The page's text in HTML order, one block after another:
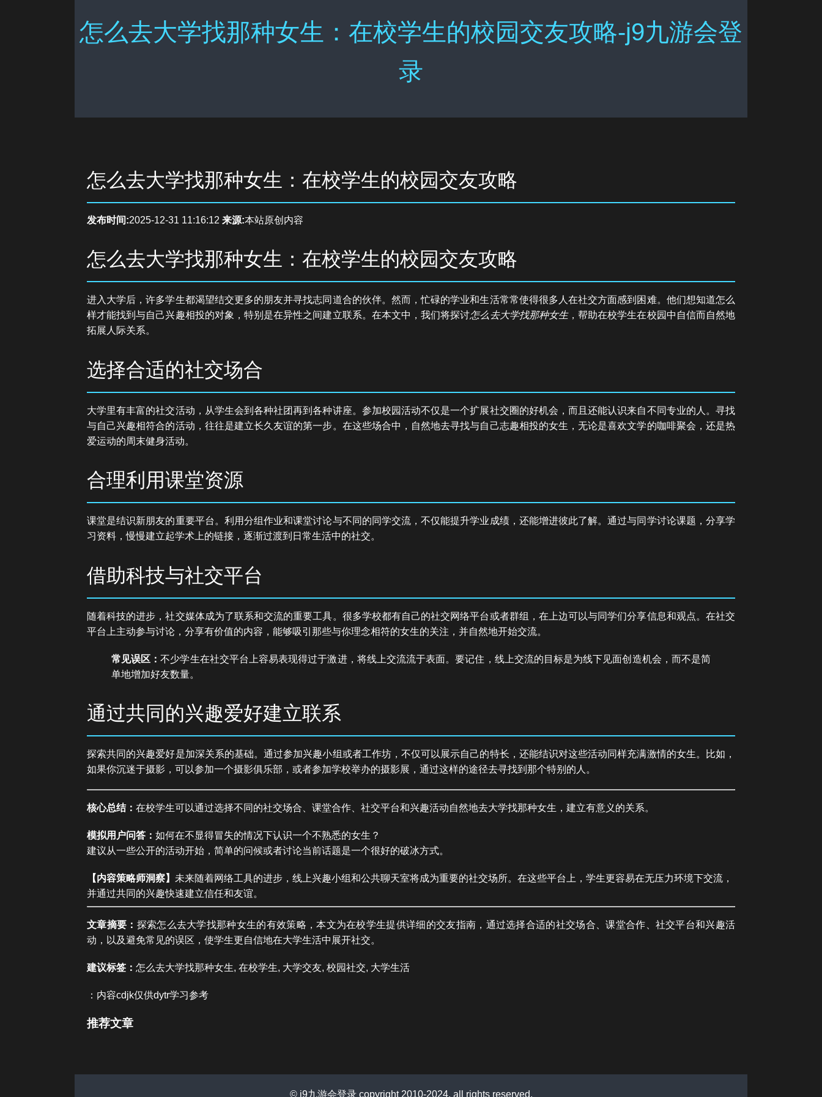
怎么去大学找那种女生：在校学生的校园交友攻略-j9九游会登
录
怎么去大学找那种女生：在校学生的校园交友攻略
发布时间:2025-12-31 11:16:12 来源:本站原创内容
怎么去大学找那种女生：在校学生的校园交友攻略
进入大学后，许多学生都渴望结交更多的朋友并寻找志同道合的伙伴。然而，忙碌的学业和生活常常使得很多人在社交方面感到困难。他们想知道怎么
样才能找到与自己兴趣相投的对象，特别是在异性之间建立联系。在本文中，我们将探讨怎么去大学找那种女生，帮助在校学生在校园中自信而自然地
拓展人际关系。
选择合适的社交场合
大学里有丰富的社交活动，从学生会到各种社团再到各种讲座。参加校园活动不仅是一个扩展社交圈的好机会，而且还能认识来自不同专业的人。寻找
与自己兴趣相符合的活动，往往是建立长久友谊的第一步。在这些场合中，自然地去寻找与自己志趣相投的女生，无论是喜欢文学的咖啡聚会，还是热
爱运动的周末健身活动。
合理利用课堂资源
课堂是结识新朋友的重要平台。利用分组作业和课堂讨论与不同的同学交流，不仅能提升学业成绩，还能增进彼此了解。通过与同学讨论课题，分享学
习资料，慢慢建立起学术上的链接，逐渐过渡到日常生活中的社交。
借助科技与社交平台
随着科技的进步，社交媒体成为了联系和交流的重要工具。很多学校都有自己的社交网络平台或者群组，在上边可以与同学们分享信息和观点。在社交
平台上主动参与讨论，分享有价值的内容，能够吸引那些与你理念相符的女生的关注，并自然地开始交流。
常见误区：不少学生在社交平台上容易表现得过于激进，将线上交流流于表面。要记住，线上交流的目标是为线下见面创造机会，而不是简
单地增加好友数量。
通过共同的兴趣爱好建立联系
探索共同的兴趣爱好是加深关系的基础。通过参加兴趣小组或者工作坊，不仅可以展示自己的特长，还能结识对这些活动同样充满激情的女生。比如，
如果你沉迷于摄影，可以参加一个摄影俱乐部，或者参加学校举办的摄影展，通过这样的途径去寻找到那个特别的人。
核心总结： 在校学生可以通过选择不同的社交场合、课堂合作、社交平台和兴趣活动自然地去大学找那种女生，建立有意义的关系。
模拟用户问答： 如何在不显得冒失的情况下认识一个不熟悉的女生？
建议从一些公开的活动开始，简单的问候或者讨论当前话题是一个很好的破冰方式。
【内容策略师洞察】 未来随着网络工具的进步，线上兴趣小组和公共聊天室将成为重要的社交场所。在这些平台上，学生更容易在无压力环境下交流，
并通过共同的兴趣快速建立信任和友谊。
文章摘要： 探索怎么去大学找那种女生的有效策略，本文为在校学生提供详细的交友指南，通过选择合适的社交场合、课堂合作、社交平台和兴趣活
动，以及避免常见的误区，使学生更自信地在大学生活中展开社交。
建议标签： 怎么去大学找那种女生, 在校学生, 大学交友, 校园社交, 大学生活
：内容cdjk仅供dytr学习参考
推荐文章
© j9九游会登录 copyright 2010-2024. all rights reserved.